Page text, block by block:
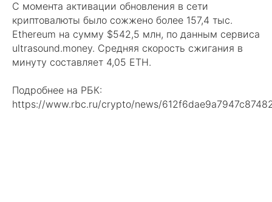
С момента активации обновления в сети
криптовалюты было сожжено более 157,4 тыс.
Ethereum на сумму $542,5 млн, по данным сервиса
ultrasound.money. Средняя скорость сжигания в
минуту составляет 4,05 ETH.
Подробнее на РБК:
https://www.rbc.ru/crypto/news/